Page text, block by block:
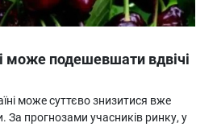
може подешевшати вдвічі
може суттєво знизитися вже
прогнозами учасників ринку, у